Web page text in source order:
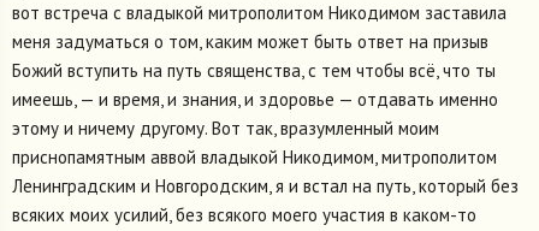
вот встреча с владыкой митрополитом Никодимом заставила
меня задуматься о том, каким может быть ответ на призыв
Божий вступить на путь священства, с тем чтобы всё, что ты
имеешь, — и время, и знания, и здоровье — отдавать именно
этому и ничему другому. Вот так, вразумленный моим
приснопамятным аввой владыкой Никодимом, митрополитом
Ленинградским и Новгородским, я и встал на путь, который без
всяких моих усилий, без всякого моего участия в каком-то